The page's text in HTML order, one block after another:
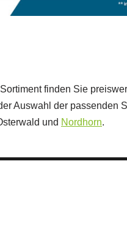
finden Sie
Auswahl der passenden
und Nordhorn.